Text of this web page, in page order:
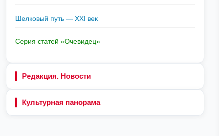
Шелковый путь — XXI век
Серия статей «Очевидец»
Редакция. Новости
Культурная панорама